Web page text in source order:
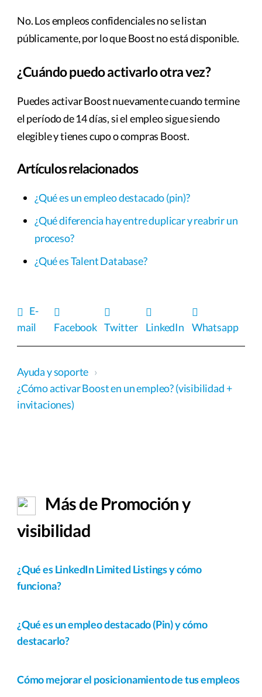
No. Los empleos confidenciales no se listan
públicamente, por lo que Boost no está disponible.
¿Cuándo puedo activarlo otra vez?
Puedes activar Boost nuevamente cuando termine
el período de 14 días, si el empleo sigue siendo
elegible y tienes cupo o compras Boost.
Artículos relacionados
¿Qué es un empleo destacado (pin)?
¿Qué diferencia hay entre duplicar y reabrir un
proceso?
¿Qué es Talent Database?
E-
mail
Facebook Twitter LinkedIn Whatsapp
Ayuda y soporte ›
¿Cómo activar Boost en un empleo? (visibilidad +
invitaciones)
Más de Promoción y
visibilidad
¿Qué es LinkedIn Limited Listings y cómo
funciona?
¿Qué es un empleo destacado (Pin) y cómo
destacarlo?
Cómo mejorar el posicionamiento de tus empleos